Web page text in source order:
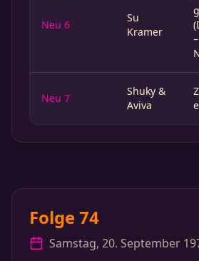
Neu 6
Su
Kramer
Neu 7
Shuky &
Aviva
Folge 74
Samstag, 20. September